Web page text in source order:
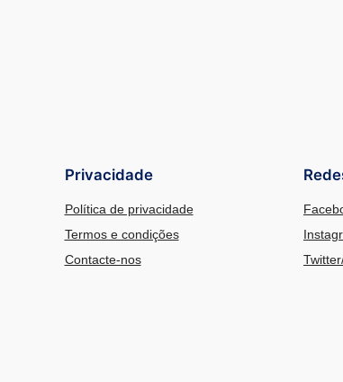
Privacidade
Política de privacidade
Termos e condições
Contacte-nos